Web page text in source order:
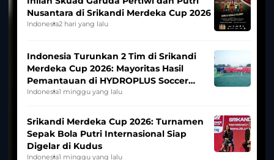
Nusantara di Srikandi Merdeka Cup 2026
Indonesia2 hari yang lalu
Indonesia Turunkan 2 Tim di Srikandi
Merdeka Cup 2026: Mayoritas Hasil
Pemantauan di HYDROPLUS Soccer
League
Indonesia1 minggu yang lalu
Srikandi Merdeka Cup 2026: Turnamen
Sepak Bola Putri Internasional Siap
Digelar di Kudus
Indonesia1 minggu yang lalu